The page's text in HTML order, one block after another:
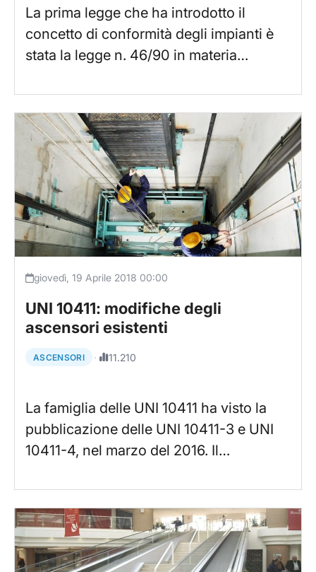
La prima legge che ha introdotto il
concetto di conformità degli impianti è
stata la legge n. 46/90 in materia…
giovedì, 19 Aprile 2018 00:00
UNI 10411: modifiche degli
ascensori esistenti
ASCENSORI · 11.210
La famiglia delle UNI 10411 ha visto la
pubblicazione delle UNI 10411-3 e UNI
10411-4, nel marzo del 2016. Il…